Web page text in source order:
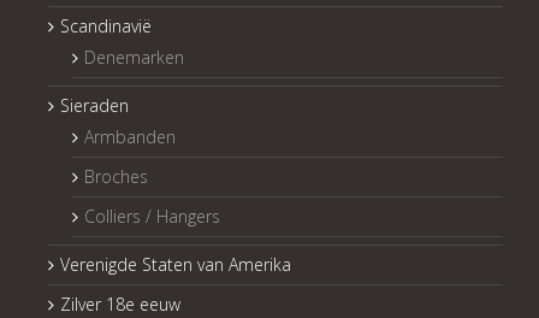
Scandinavië
Denemarken
Sieraden
Armbanden
Broches
Colliers / Hangers
Verenigde Staten van Amerika
Zilver 18e eeuw